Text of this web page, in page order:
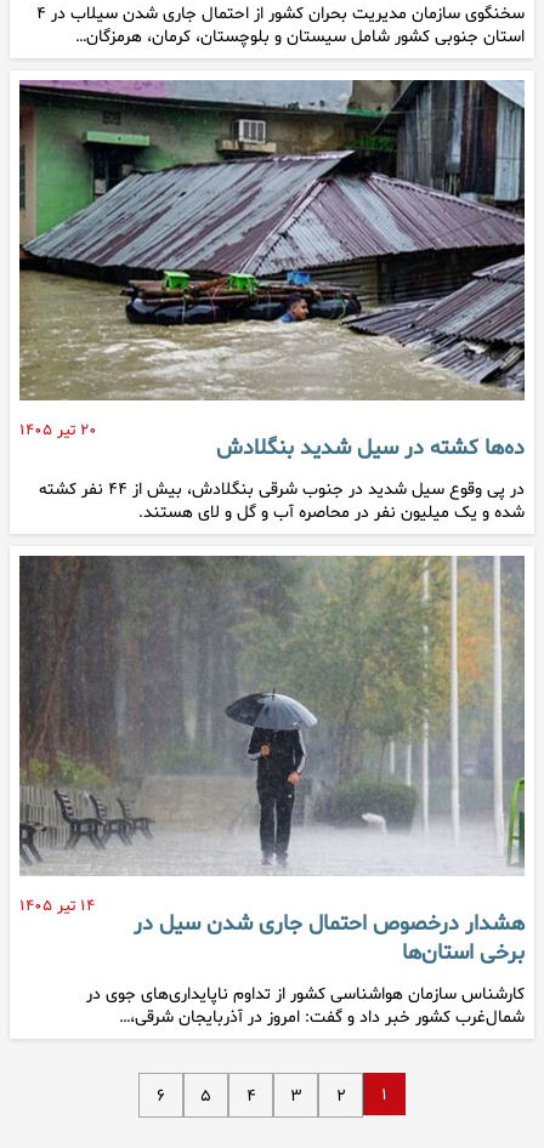
سخنگوی سازمان مدیریت بحران کشور از احتمال جاری شدن سیلاب در ۴
استان جنوبی کشور شامل سیستان و بلوچستان، کرمان، هرمزگان…
۲۰ تیر ۱۴۰۵
ده‌ها کشته در سیل شدید بنگلادش
در پی وقوع سیل شدید در جنوب شرقی بنگلادش، بیش از ۴۴ نفر کشته
شده و یک میلیون نفر در محاصره آب و گل و لای هستند.
۱۴ تیر ۱۴۰۵
هشدار درخصوص احتمال جاری شدن سیل در
برخی استان‌ها
کارشناس سازمان هواشناسی کشور از تداوم ناپایداری‌های جوی در
شمال‌غرب کشور خبر داد و گفت: امروز در آذربایجان شرقی،…
۱ ۲ ۳ ۴ ۵ ۶